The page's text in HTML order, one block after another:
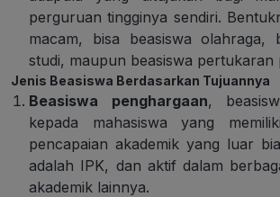
perguruan tingginya sendiri.
macam, bisa beasiswa olahraga,
studi, maupun beasiswa pertukaran
Jenis Beasiswa Berdasarkan Tujuannya
Beasiswa penghargaan,
kepada mahasiswa yang
pencapaian akademik yang luar
adalah IPK, dan aktif dalam
akademik lainnya.